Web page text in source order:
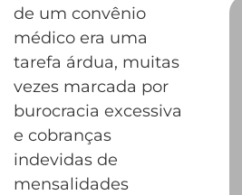
de um convênio
médico era uma
tarefa árdua, muitas
vezes marcada por
burocracia excessiva
e cobranças
indevidas de
mensalidades